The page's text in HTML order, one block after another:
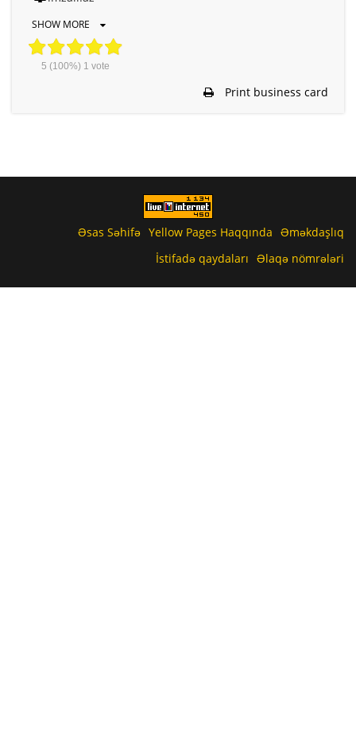
SHOW MORE
5 (100%) 1 vote
Print business card
Əsas Səhifə Yellow Pages Haqqında Əməkdaşlıq
İstifadə qaydaları Əlaqə nömrələri